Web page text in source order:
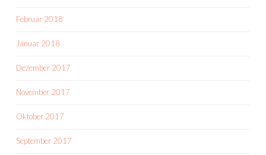
Februar 2018
Januar 2018
Dezember 2017
November 2017
Oktober 2017
September 2017